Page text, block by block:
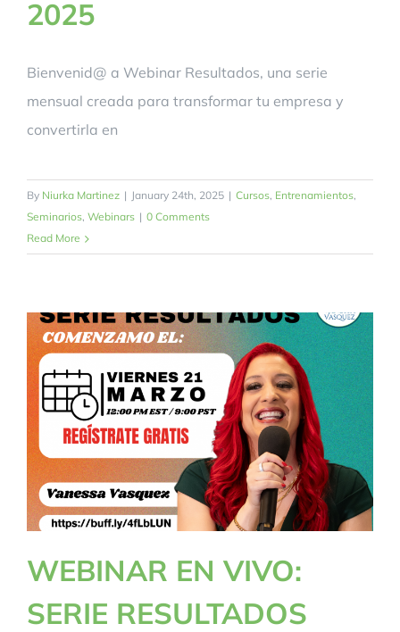
2025
Bienvenid@ a Webinar Resultados, una serie
mensual creada para transformar tu empresa y
convertirla en
By Niurka Martinez | January 24th, 2025 | Cursos, Entrenamientos,
Seminarios, Webinars | 0 Comments
Read More
WEBINAR EN VIVO:
SERIE RESULTADOS